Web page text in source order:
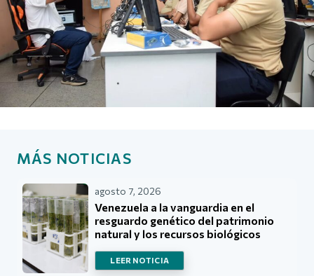
MÁS NOTICIAS
agosto 7, 2026
Venezuela a la vanguardia en el
resguardo genético del patrimonio
natural y los recursos biológicos
LEER NOTICIA